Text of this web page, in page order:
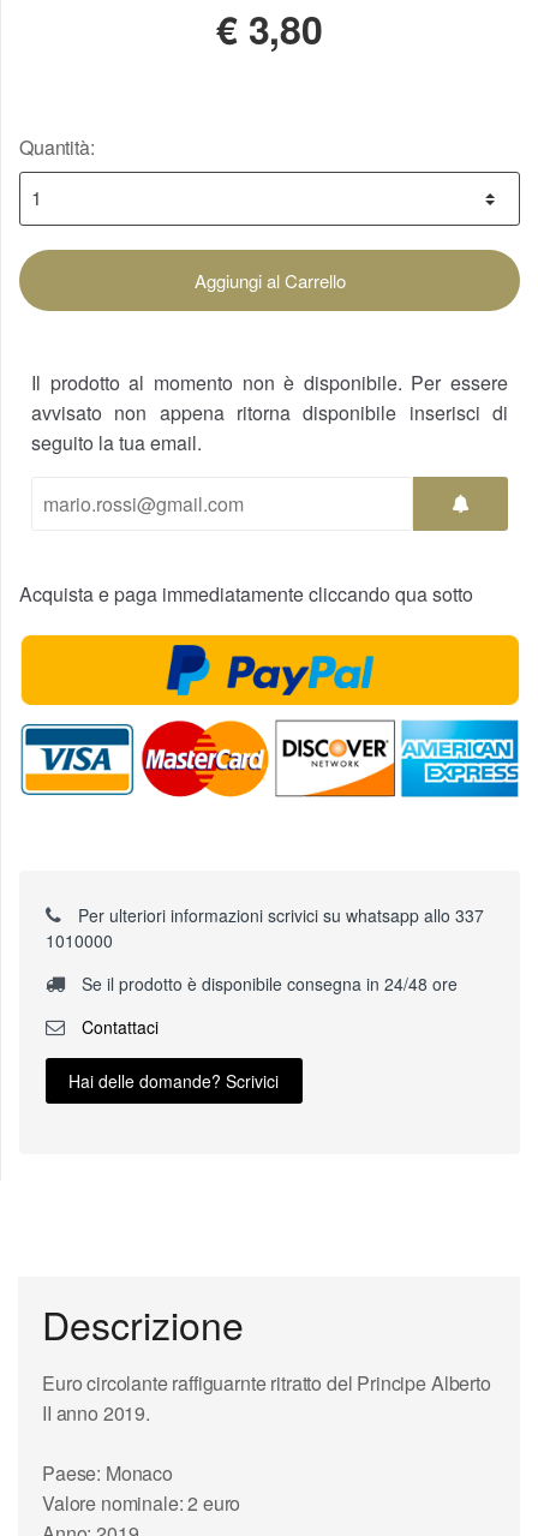
€ 3,80
Quantità:
Aggiungi al Carrello
Il prodotto al momento non è disponibile. Per essere
avvisato non appena ritorna disponibile inserisci di
seguito la tua email.
Acquista e paga immediatamente cliccando qua sotto
Per ulteriori informazioni scrivici su whatsapp allo 337
1010000
Se il prodotto è disponibile consegna in 24/48 ore
Contattaci
Hai delle domande? Scrivici
Descrizione
Euro circolante raffiguarnte ritratto del Principe Alberto
II anno 2019.
Paese: Monaco
Valore nominale: 2 euro